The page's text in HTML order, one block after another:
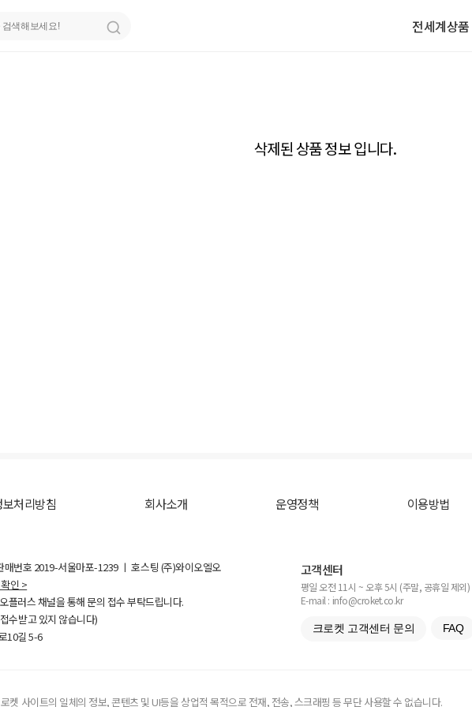
전세계상품
삭제된 상품 정보 입니다.
처리방침 회사소개 운영정책 이용방법
번호 2019-서울마포-1239 ㅣ 호스팅 (주)와이오엘오
인 >
플러스 채널을 통해 문의 접수 부탁드립니다.
수받고 있지 않습니다)
10길5-6
고객센터
평일 오전 11시 ~ 오후 5시 (주말, 공휴일 제외)
E-mail : info@croket.co.kr
크로켓 고객센터 문의 FAQ
켓 사이트의 일체의 정보, 콘텐츠 및 UI등을 상업적 목적으로 전재, 전송, 스크래핑 등 무단 사용할 수 없습니다.